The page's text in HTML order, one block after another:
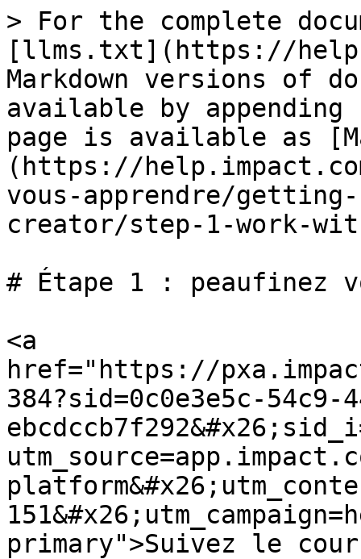
> For the complete
[llms.txt](https://
Markdown versions of
available by
page is available as
(https://
vous-apprendre/
creator/step-1-work-
# Étape 1 : peaufinez
<a
href="https://
384?sid=0c0e3e5c-54c9-
primary">Suivez le